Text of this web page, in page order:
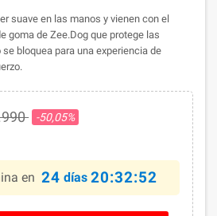
suave en las manos y vienen con el
goma de Zee.Dog que protege las
bloquea para una experiencia de
-50,05%
en 24 días 20:32:52